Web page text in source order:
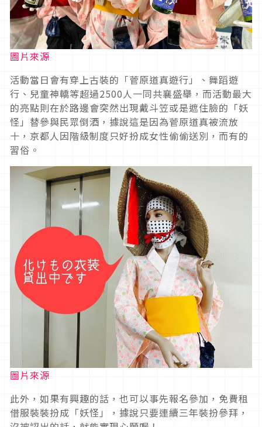
圖片來源
活動當日會有穿上古裝的「菅原道真遊行」、舞蹈遊
行、兒童神轎等超過2500人一同共襄盛舉，而活動最大
的亮點則在於路邊會突然出現戴斗笠或是遮住臉的「妖
怪」替參與民眾倒酒，據說這是因為菅原道真被流放
十，京都人因階級制度只好扮成女性偷偷送別，而有的
習俗。
圖片來源
此外，如果有興趣的話，也可以事先報名參加，免費租
借服裝裝扮成「妖怪」，據說只要連續三年裝扮參拜，